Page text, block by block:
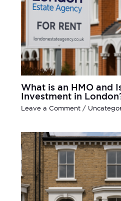
What is an HMO and
Investment in
Leave a Comment /